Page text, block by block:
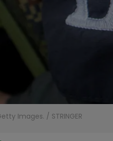
Images. / STRINGER